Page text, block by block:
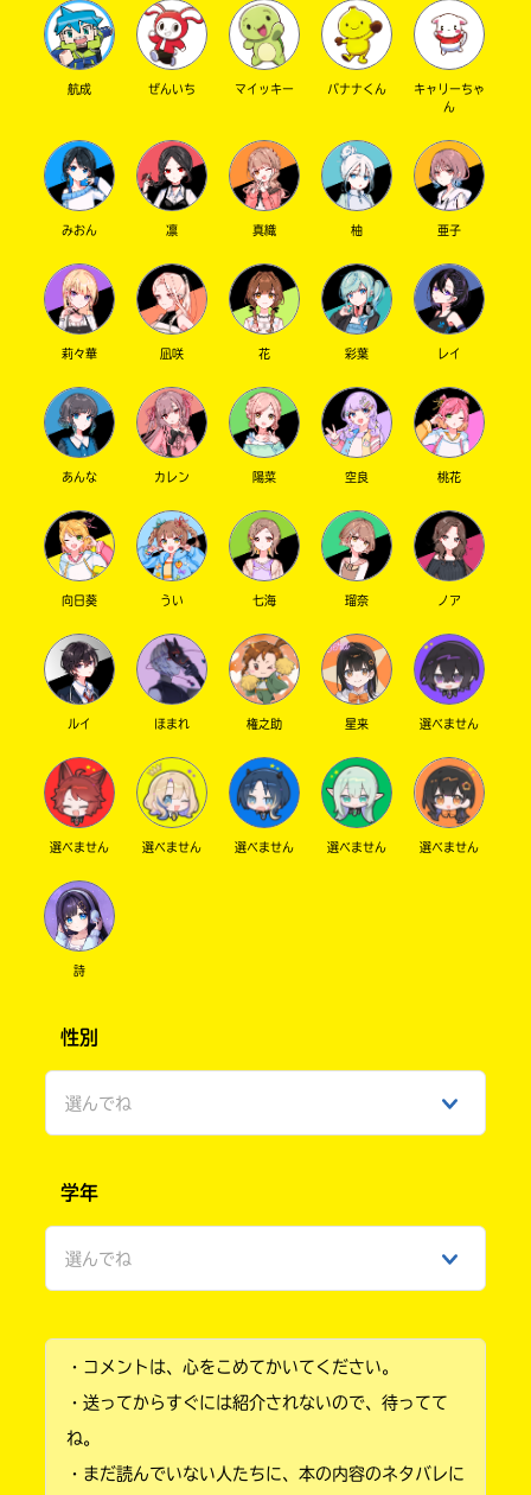
わ、マジか〜
視力Cとは…
お主相当目悪いんじゃな？！！！
ゆっくり来てね！
ライムへ
なんでもできる、なんでもなれる！って良い！
yuriへ
久しぶり〜！！！！
にゃるほど。ちなみにうちも跳び箱は5段までだ
よ（キランっ）
頭から落ちるとは…そりゃトラウマになるわ
っ！
危険すぎる…
うふふ、大学生までず〜っといればいいんだ
よ？
わ〜ん！
yuri大好き！！！
私の最初の挨拶は「キミノマチにこんにち
は！」だねえ。
こん梅良き！
のんのんさんへ
キミノマチへようこそ！
ゆずの葉っぱです！
これからよろしくね〜！！
愛犬をもふもふ…可愛いですよねっ！
イラストレーションのデジタル？
えっと、描き方みたいなこと？
アップの仕方みたいなこと？
描きやすいから〜！
スターライトさんへ
私も親に秘密にしてることまあまああります…
キミノマチに来ていることも…
すごい！
いえ〜い、アイコン決定組ぃ！
好きな食べ物違うかったんかい！
にゃるほど。1番楽しかった時期か〜
航成 ぜんいち マイッキー バナナくん
キャリーちゃ
ん
みおん 凛 真織 柚 亜子
莉々華 凪咲 花 彩葉 レイ
あんな カレン 陽菜 空良 桃花
向日葵 うい 七海 瑠奈 ノア
ルイ ほまれ 権之助 星来 選べません
選べません 選べません 選べません 選べません 選べません
詩
性別
選んでね
ひみつ
学年
選んでね
小学2年
小学4年
・コメントは、心をこめてかいてください。
・送ってからすぐには紹介されないので、待ってて
ね。
・まだ読んでいない人たちに、本の内容のネタバレに
容
エ
ラ
ー
る